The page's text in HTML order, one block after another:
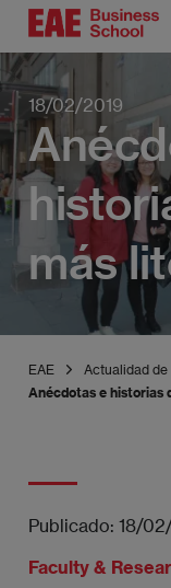
Pasar
contenido
principal
18/02/2019
más
EAE Actualidad de
Anécdotas e historias
Publicado: 18/
Faculty &